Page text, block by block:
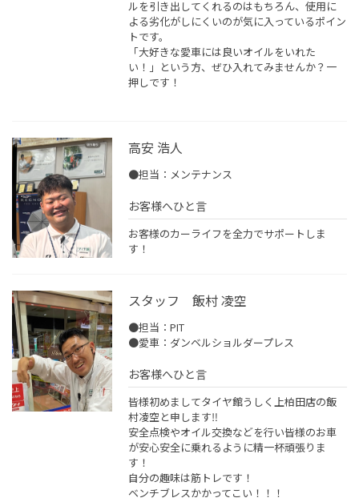
ルを引き出してくれるのはもちろん、使用に
よる劣化がしにくいのが気に入っているポイン
トです。
「大好きな愛車には良いオイルをいれた
い！」という方、ぜひ入れてみませんか？一
押しです！
高安 浩人
●担当：メンテナンス
お客様へひと言
お客様のカーライフを全力でサポートしま
す！
スタッフ 飯村 凌空
●担当：PIT
●愛車：ダンベルショルダープレス
お客様へひと言
皆様初めましてタイヤ館うしく上柏田店の飯
村凌空と申します‼️
安全点検やオイル交換などを行い皆様のお車
が安心安全に乗れるように精一杯頑張りま
す！
自分の趣味は筋トレです！
ベンチブレスかかってこい！！！